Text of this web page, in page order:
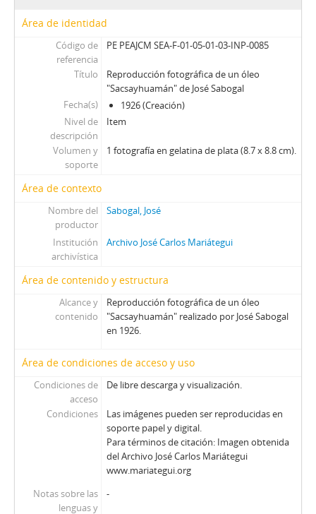
Área de identidad
Código de
referencia
PE PEAJCM SEA-F-01-05-01-03-INP-0085
Título
Reproducción fotográfica de un óleo
"Sacsayhuamán" de José Sabogal
Fecha(s)
1926 (Creación)
Nivel de
descripción
Item
Volumen y
soporte
1 fotografía en gelatina de plata (8.7 x 8.8 cm).
Área de contexto
Nombre del
productor
Sabogal, José
Institución
archivística
Archivo José Carlos Mariátegui
Área de contenido y estructura
Alcance y
contenido
Reproducción fotográfica de un óleo
"Sacsayhuamán" realizado por José Sabogal
en 1926.
Área de condiciones de acceso y uso
Condiciones de
acceso
De libre descarga y visualización.
Condiciones
Las imágenes pueden ser reproducidas en
soporte papel y digital.
Para términos de citación: Imagen obtenida
del Archivo José Carlos Mariátegui
www.mariategui.org
Notas sobre las
lenguas y
-